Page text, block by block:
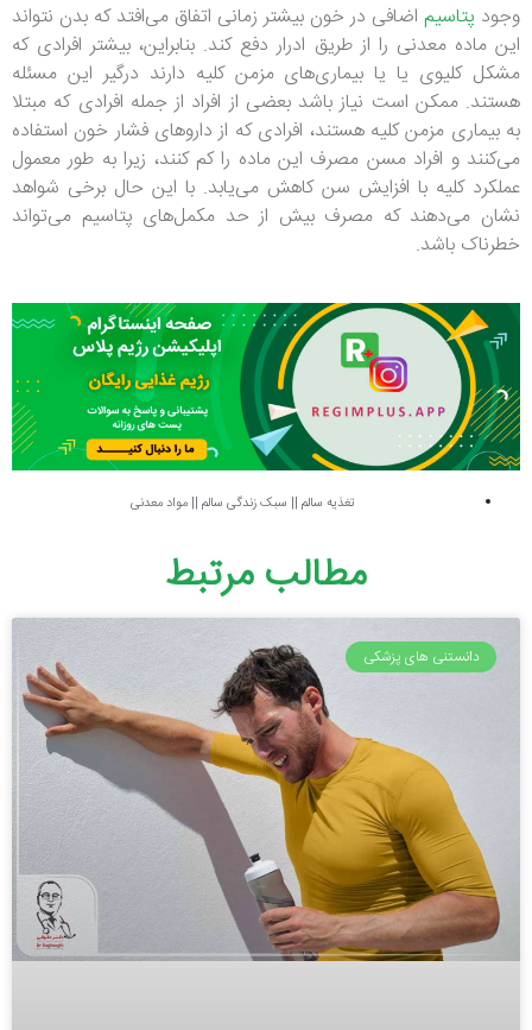
وجود پتاسیم اضافی در خون بیشتر زمانی اتفاق می‌افتد که بدن نتواند
این ماده معدنی را از طریق ادرار دفع کند. بنابراین، بیشتر افرادی که
مشکل کلیوی یا یا بیماری‌های مزمن کلیه دارند درگیر این مسئله
هستند. ممکن است نیاز باشد بعضی از افراد از جمله افرادی که مبتلا
به بیماری مزمن کلیه هستند، افرادی که از داروهای فشار خون استفاده
می‌کنند و افراد مسن مصرف این ماده را کم کنند، زیرا به طور معمول
عملکرد کلیه با افزایش سن کاهش می‌یابد. با این حال برخی شواهد
نشان می‌دهند که مصرف بیش از حد مکمل‌های پتاسیم می‌تواند
خطرناک باشد.
تغذیه سالم || سبک زندگی سالم ||مواد معدنی
مطالب مرتبط
دانستنی های پزشکی